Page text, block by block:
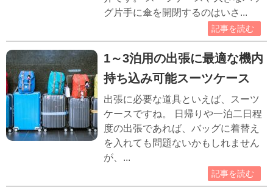
グ片手に傘を開閉するのはいさ...
記事を読む
1～3泊用の出張に最適な機内
持ち込み可能スーツケース
出張に必要な道具といえば、スーツ
ケースですね。 日帰りや一泊二日程
度の出張であれば、バッグに着替え
を入れても問題ないかもしれません
が、...
記事を読む